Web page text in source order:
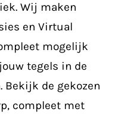
Wij maken
en Virtual
mogelijk
tegels in de
de gekozen
compleet met